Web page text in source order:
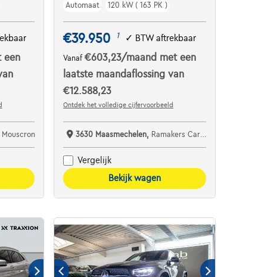
een
Automaat
120 kW ( 163 PK )
€39.950 1 ✓ BTW aftrekbaar
Vanaf€603,23/maand met een
laatste maandaflossing van
€12.588,23
Ontdek het volledige cijfervoorbeeld
3630 Maasmechelen, Ramakers Car Center
Vergelijk
Bekijk wagen